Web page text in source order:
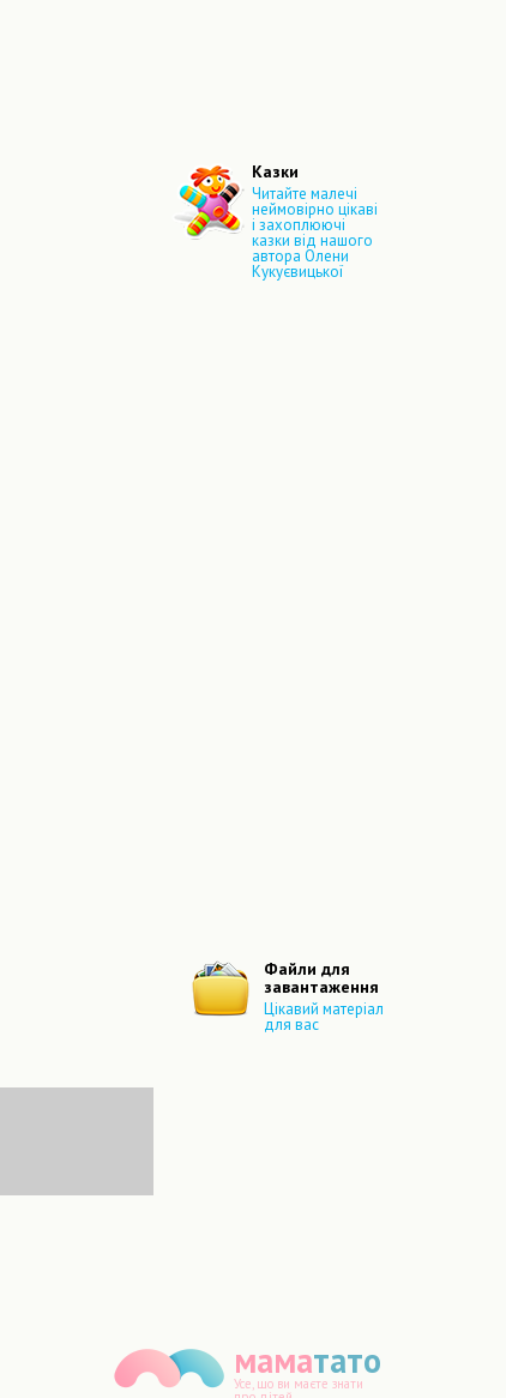
Казки
Читайте малечі
неймовірно цікаві
і захоплюючі
казки від нашого
автора Олени
Кукуєвицької
Файли для
завантаження
Цікавий матеріал
для вас
маматато
Усе, що ви маєте знати